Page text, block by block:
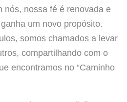
nós, nossa fé é renovada e
um novo propósito.
somos chamados a levar
compartilhando com o
encontramos no “Caminho